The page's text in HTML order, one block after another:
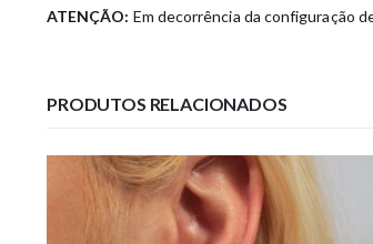
ATENÇÃO: Em decorrência da configuração
PRODUTOS RELACIONADOS